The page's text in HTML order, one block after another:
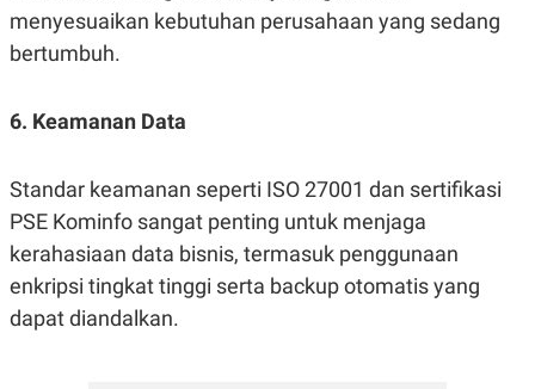
menyesuaikan kebutuhan perusahaan yang sedang
bertumbuh.
6. Keamanan Data
Standar keamanan seperti ISO 27001 dan sertifikasi
PSE Kominfo sangat penting untuk menjaga
kerahasiaan data bisnis, termasuk penggunaan
enkripsi tingkat tinggi serta backup otomatis yang
dapat diandalkan.